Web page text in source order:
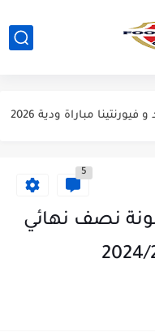
مباراة مانشستر يونايتد و اتلتيكو مدريد مباراة ودية 2026
مباراة ودية 2026
مباراة ودية 2026
مباراة ودية 2026
5
نصف نهائي